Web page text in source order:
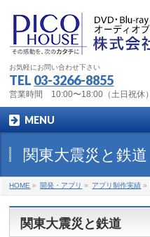
お気軽にお問い合わせ下さい
TEL 03-3266-8855
営業時間 10:00〜18:00（土日祝休）
MENU
関東大震災と鉄道
HOME » 開発・アプリ » アプリ制作実績 »
関東大震災と鉄道